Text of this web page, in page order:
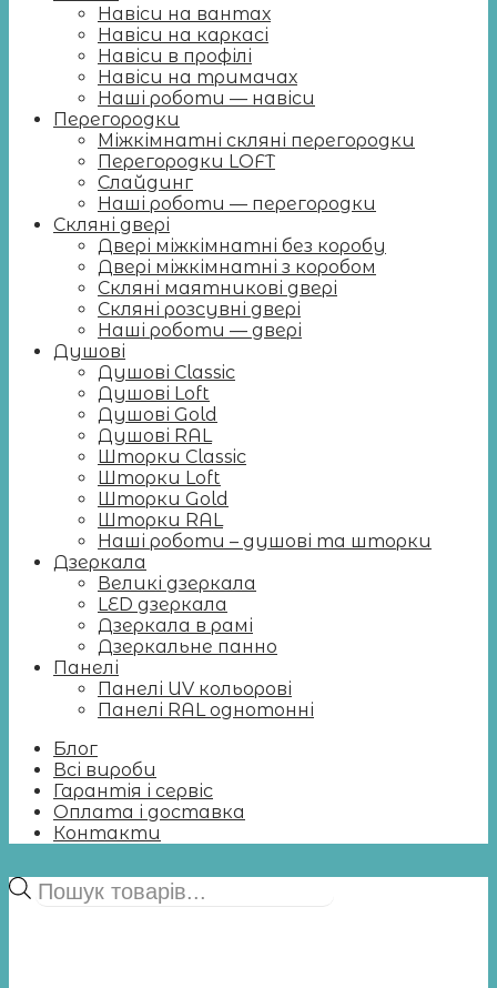
Навіси на вантах
Навіси на каркасі
Навіси в профілі
Навіси на тримачах
Наші роботи — навіси
Перегородки
Міжкімнатні скляні перегородки
Перегородки LOFT
Слайдинг
Наші роботи — перегородки
Скляні двері
Двері міжкімнатні без коробу
Двері міжкімнатні з коробом
Скляні маятникові двері
Скляні розсувні двері
Наші роботи — двері
Душові
Душові Classic
Душові Loft
Душові Gold
Душові RAL
Шторки Classic
Шторки Loft
Шторки Gold
Шторки RAL
Наші роботи – душові та шторки
Дзеркала
Великі дзеркала
LED дзеркала
Дзеркала в рамі
Дзеркальне панно
Панелі
Панелі UV кольорові
Панелі RAL однотонні
Блог
Всі вироби
Гарантія і сервіс
Оплата і доставка
Контакти
Пошук
товарів